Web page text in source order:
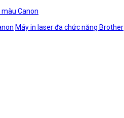
màu Canon
Máy in laser đa chức năng Brother